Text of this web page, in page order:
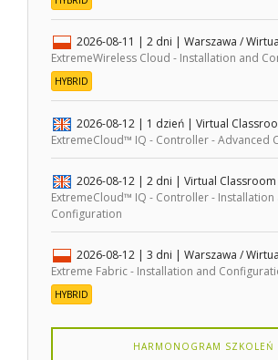
2026-08-11 | 2 dni |
Warszawa /
ExtremeWireless Cloud - Installation and
HYBRID
2026-08-12 | 1 dzień | Virtual
ExtremeCloud™ IQ - Controller - Advanced
2026-08-12 | 2 dni | Virtual Classroom
ExtremeCloud™ IQ - Controller - Installation
Configuration
2026-08-12 | 3 dni | Warszawa /
Extreme Fabric - Installation and
HYBRID
HARMONOGRAM SZKOLEŃ